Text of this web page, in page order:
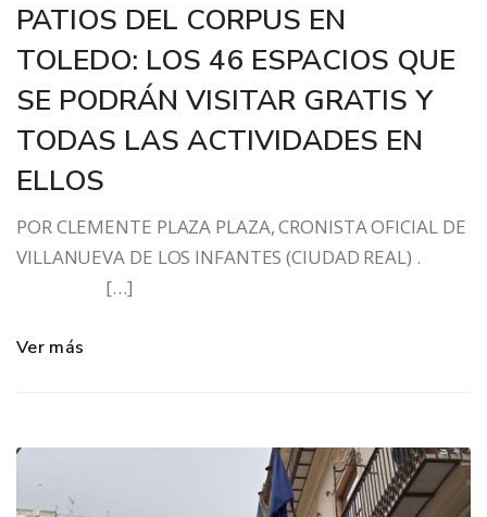
PATIOS DEL CORPUS EN
TOLEDO: LOS 46 ESPACIOS QUE
SE PODRÁN VISITAR GRATIS Y
TODAS LAS ACTIVIDADES EN
ELLOS
POR CLEMENTE PLAZA PLAZA, CRONISTA OFICIAL DE
VILLANUEVA DE LOS INFANTES (CIUDAD REAL) .
[…]
Ver más